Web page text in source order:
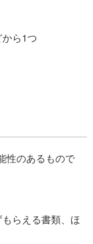
ら1つ
性のあるもので
らえる書類、ほ